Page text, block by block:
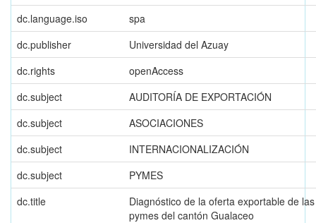
dc.language.iso
spa
dc.publisher
Universidad del Azuay
dc.rights
openAccess
dc.subject
AUDITORÍA DE EXPORTACIÓN
dc.subject
ASOCIACIONES
dc.subject
INTERNACIONALIZACIÓN
dc.subject
PYMES
dc.title
Diagnóstico de la oferta exportable de las
pymes del cantón Gualaceo